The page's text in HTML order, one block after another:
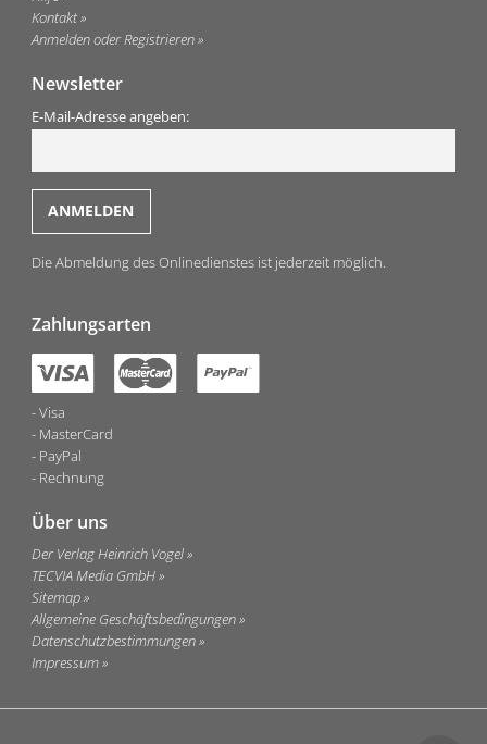
Kontakt
Anmelden oder Registrieren
Newsletter
E-Mail-Adresse angeben:
Die Abmeldung des Onlinedienstes ist jederzeit möglich.
Zahlungsarten
Visa
MasterCard
PayPal
Rechnung
Über uns
Der Verlag Heinrich Vogel
TECVIA Media GmbH
Sitemap
Allgemeine Geschäftsbedingungen
Datenschutzbestimmungen
Impressum